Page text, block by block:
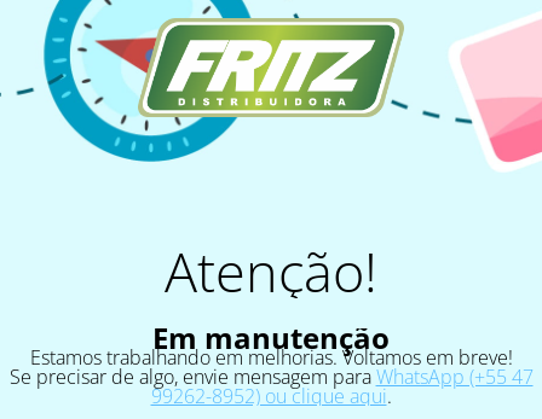
Atenção!
Em manutenção
Estamos trabalhando em melhorias. Voltamos em breve!
Se precisar de algo, envie mensagem paraWhatsApp (+55 47
99262-8952) ou clique aqui.